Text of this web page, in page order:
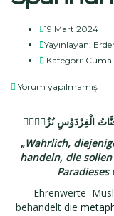
19 Mart 2024
Yayınlayan:
Kategori: Cuma
Yorum yapılmamış
جَنَّاتُ الْفِرْدَوْسِ نُزُلاًۙ
„Wahrlich,
handeln, die
Ehrenwerte
behandelt die